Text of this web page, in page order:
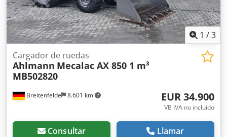
1 /3
Breitenfelde 8.601 km
Cargador de ruedas
Ahlmann Mecalac AX 850 1 m³
MB502820
EUR 34.900
VB IVA no incluído
Consultar Llamar